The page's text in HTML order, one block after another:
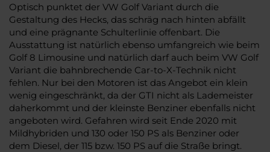
Optisch punktet der VW Golf Variant durch die
Gestaltung des Hecks, das schräg nach hinten abfällt
und eine prägnante Schulterlinie offenbart. Die
Ausstattung ist natürlich ebenso umfangreich wie beim
Golf 8 Limousine und natürlich darf auch beim VW Golf
Variant die bahnbrechende Car-to-X-Technik nicht
fehlen. Nur bei den Motoren ist das Angebot ein klein
wenig eingeschränkt, da der GTI nicht als Lademeister
daherkommt und der kleinste Benziner ebenfalls nicht
angeboten wird. Gefahren wird seit Ende 2020 mit
Mildhybriden und 130 oder 150 PS als Benziner oder
dem Diesel, der 115 bzw. 150 PS auf die Straße bringt.